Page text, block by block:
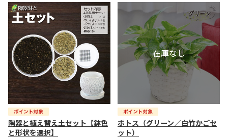
陶器と植え替え土セット【鉢色
と形状を選択】
ポトス（グリーン／白竹かごセ
ット）